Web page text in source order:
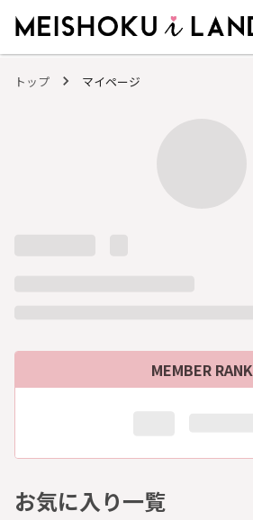
トップ マイページ
MEMBER RANK
お気に入り一覧